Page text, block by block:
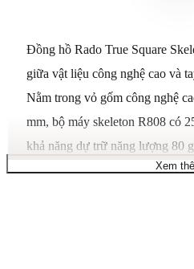
Đồng hồ Rado True Square
giữa vật liệu công nghệ cao và
Nằm trong vỏ gốm công nghệ
mm, bộ máy skeleton R808 có
khả năng dự trữ năng lượng 80
Nivachron™ chống từ tính, với
Xem